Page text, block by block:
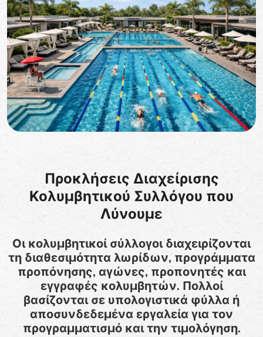
Προκλήσεις Διαχείρισης
Κολυμβητικού Συλλόγου που
Λύνουμε
Οι κολυμβητικοί σύλλογοι διαχειρίζονται
τη διαθεσιμότητα λωρίδων, προγράμματα
προπόνησης, αγώνες, προπονητές και
εγγραφές κολυμβητών. Πολλοί
βασίζονται σε υπολογιστικά φύλλα ή
αποσυνδεδεμένα εργαλεία για τον
προγραμματισμό και την τιμολόγηση.